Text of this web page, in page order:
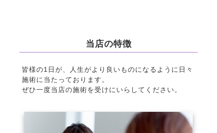
当店の特徴
皆様の1日が、人生がより良いものになるように日々
施術に当たっております。
ぜひ一度当店の施術を受けにいらしてください。